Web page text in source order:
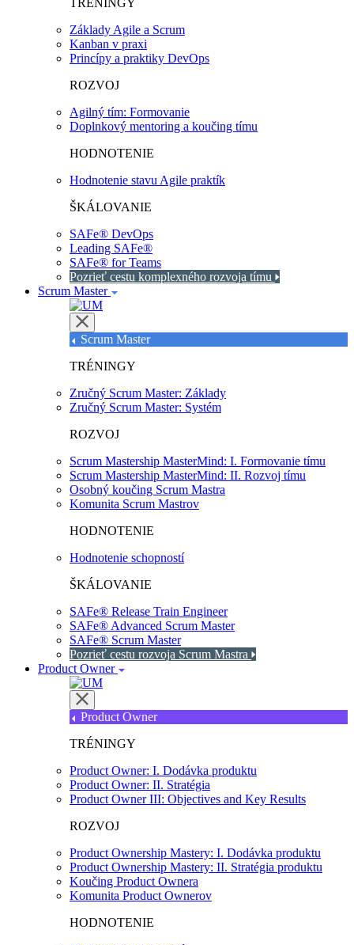
Základy Agile a Scrum
Kanban v praxi
Princípy a praktiky DevOps
ROZVOJ
Agilný tím: Formovanie
Doplnkový mentoring a koučing tímu
HODNOTENIE
Hodnotenie stavu Agile praktík
ŠKÁLOVANIE
SAFe® DevOps
Leading SAFe®
SAFe® for Teams
Pozrieť cestu komplexného rozvoja tímu
Scrum Master
Scrum Master
TRÉNINGY
Zručný Scrum Master: Základy
Zručný Scrum Master: Systém
ROZVOJ
Scrum Mastership MasterMind: I. Formovanie tímu
Scrum Mastership MasterMind: II. Rozvoj tímu
Osobný koučing Scrum Mastra
Komunita Scrum Mastrov
HODNOTENIE
Hodnotenie schopností
ŠKÁLOVANIE
SAFe® Release Train Engineer
SAFe® Advanced Scrum Master
SAFe® Scrum Master
Pozrieť cestu rozvoja Scrum Mastra
Product Owner
Product Owner
TRÉNINGY
Product Owner: I. Dodávka produktu
Product Owner: II. Stratégia
Product Owner III: Objectives and Key Results
ROZVOJ
Product Ownership Mastery: I. Dodávka produktu
Product Ownership Mastery: II. Stratégia produktu
Koučing Product Ownera
Komunita Product Ownerov
HODNOTENIE